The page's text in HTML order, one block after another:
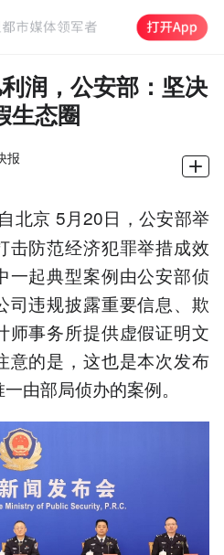
润，公安部：坚决
生态圈
报
北京 5月20日，公安部举
击防范经济犯罪举措成效
一起典型案例由公安部侦
司违规披露重要信息、欺
师事务所提供虚假证明文
意的是，这也是本次发布
由部局侦办的案例。